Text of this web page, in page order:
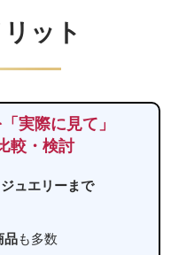
ット
実際に見て」
較・検討
ュエリーまで
品も多数